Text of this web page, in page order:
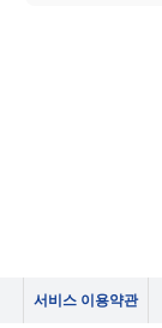
서비스 이용약관